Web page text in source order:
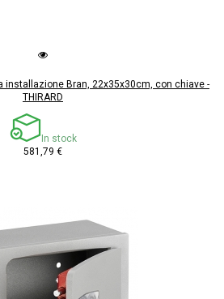
installazione Bran, 22x35x30cm, con chiave -
THIRARD
In stock
581,79 €